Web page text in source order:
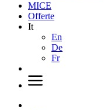
MICE
Offerte
It
En
De
Fr